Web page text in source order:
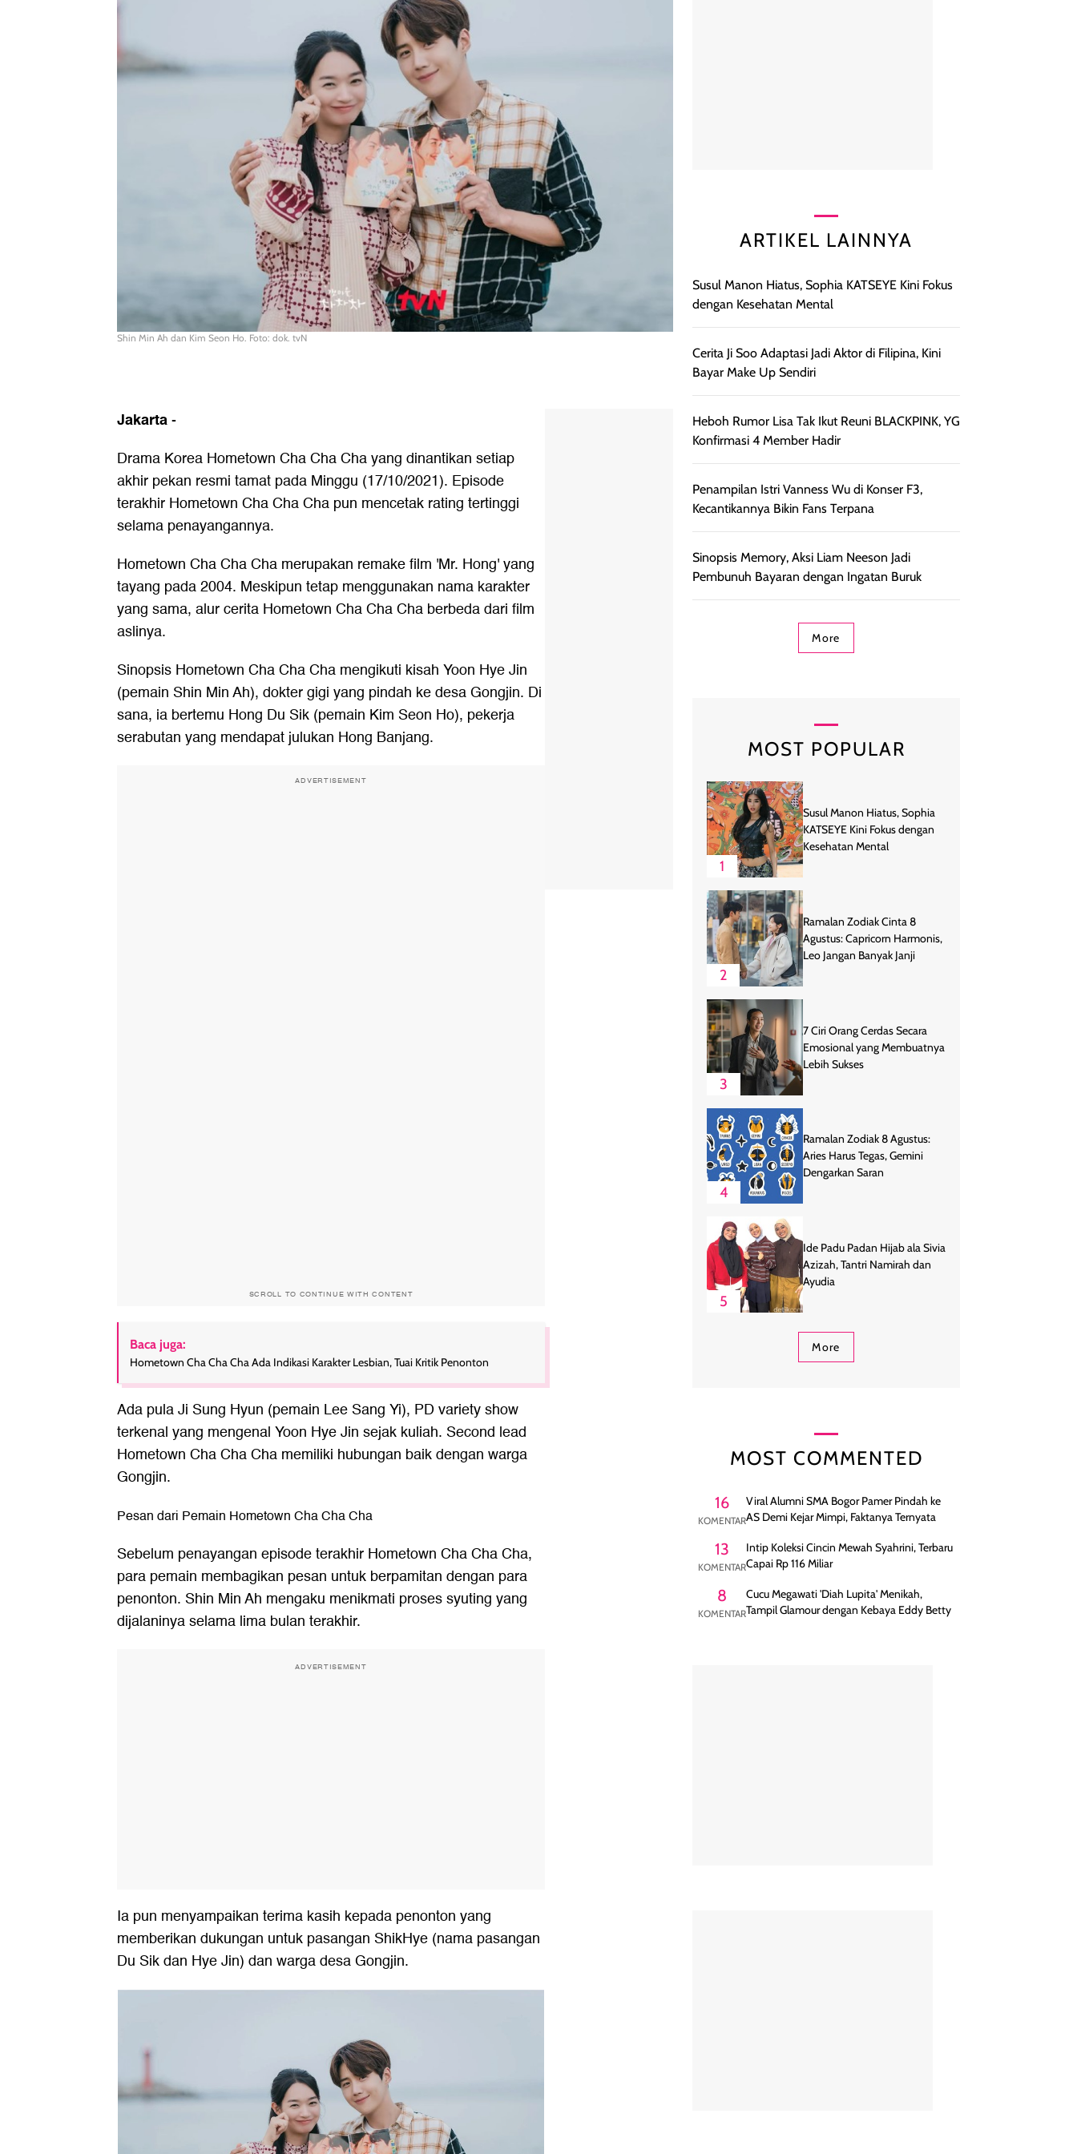
Shin Min Ah dan Kim Seon Ho. Foto: dok. tvN
Jakarta-
Drama Korea Hometown Cha Cha Chayang dinantikan setiap
akhir pekan resmi tamat pada Minggu (17/10/2021). Episode
terakhir Hometown Cha Cha Cha pun mencetak rating tertinggi
selama penayangannya.
Hometown Cha Cha Cha merupakan remake film 'Mr. Hong' yang
tayang pada 2004. Meskipun tetap menggunakan nama karakter
yang sama, alur cerita Hometown Cha Cha Cha berbeda dari film
aslinya.
Sinopsis Hometown Cha Cha Cha mengikuti kisah Yoon Hye Jin
(pemain Shin Min Ah), dokter gigi yang pindah ke desa Gongjin. Di
sana, ia bertemu Hong Du Sik (pemain Kim Seon Ho), pekerja
serabutan yang mendapat julukan Hong Banjang.
ADVERTISEMENT
SCROLL TO CONTINUE WITH CONTENT
Baca juga:
Hometown Cha Cha Cha Ada Indikasi Karakter Lesbian, Tuai Kritik Penonton
Ada pula Ji Sung Hyun (pemain Lee Sang Yi), PD variety show
terkenal yang mengenal Yoon Hye Jin sejak kuliah. Second lead
Hometown Cha Cha Cha memiliki hubungan baik dengan warga
Gongjin.
Pesan dari Pemain Hometown Cha Cha Cha
Sebelum penayangan episode terakhir Hometown Cha Cha Cha,
para pemain membagikan pesan untuk berpamitan dengan para
penonton. Shin Min Ah mengaku menikmati proses syuting yang
dijalaninya selama lima bulan terakhir.
ADVERTISEMENT
Ia pun menyampaikan terima kasih kepada penonton yang
memberikan dukungan untuk pasangan ShikHye (nama pasangan
Du Sik dan Hye Jin) dan warga desa Gongjin.
ARTIKEL LAINNYA
Susul Manon Hiatus, Sophia KATSEYE Kini Fokus
dengan Kesehatan Mental
Cerita Ji Soo Adaptasi Jadi Aktor di Filipina, Kini
Bayar Make Up Sendiri
Heboh Rumor Lisa Tak Ikut Reuni BLACKPINK, YG
Konfirmasi 4 Member Hadir
Penampilan Istri Vanness Wu di Konser F3,
Kecantikannya Bikin Fans Terpana
Sinopsis Memory, Aksi Liam Neeson Jadi
Pembunuh Bayaran dengan Ingatan Buruk
More
MOST POPULAR
1
Susul Manon Hiatus, Sophia
KATSEYE Kini Fokus dengan
Kesehatan Mental
2
Ramalan Zodiak Cinta 8
Agustus: Capricorn Harmonis,
Leo Jangan Banyak Janji
3
7 Ciri Orang Cerdas Secara
Emosional yang Membuatnya
Lebih Sukses
4
Ramalan Zodiak 8 Agustus:
Aries Harus Tegas, Gemini
Dengarkan Saran
5
Ide Padu Padan Hijab ala Sivia
Azizah, Tantri Namirah dan
Ayudia
More
MOST COMMENTED
16
KOMENTAR
Viral Alumni SMA Bogor Pamer Pindah ke
AS Demi Kejar Mimpi, Faktanya Ternyata
13
KOMENTAR
Intip Koleksi Cincin Mewah Syahrini, Terbaru
Capai Rp 116 Miliar
8
KOMENTAR
Cucu Megawati 'Diah Lupita' Menikah,
Tampil Glamour dengan Kebaya Eddy Betty